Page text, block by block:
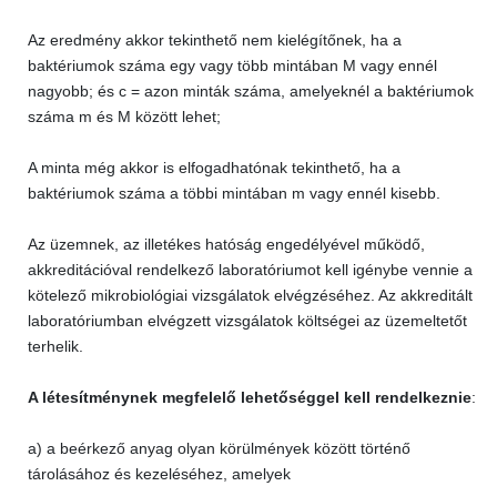
Az eredmény akkor tekinthető nem kielégítőnek, ha a
baktériumok száma egy vagy több mintában M vagy ennél
nagyobb; és c = azon minták száma, amelyeknél a baktériumok
száma m és M között lehet;
A minta még akkor is elfogadhatónak tekinthető, ha a
baktériumok száma a többi mintában m vagy ennél kisebb.
Az üzemnek, az illetékes hatóság engedélyével működő,
akkreditációval rendelkező laboratóriumot kell igénybe vennie a
kötelező mikrobiológiai vizsgálatok elvégzéséhez. Az akkreditált
laboratóriumban elvégzett vizsgálatok költségei az üzemeltetőt
terhelik.
A létesítménynek megfelelő lehetőséggel kell rendelkeznie:
a) a beérkező anyag olyan körülmények között történő
tárolásához és kezeléséhez, amelyek